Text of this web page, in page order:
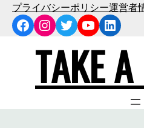
プライバシーポリシー運営者
Facebook
Instagram
Twitter
YouTube
TAKE